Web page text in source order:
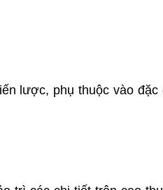
lược, phụ thuộc vào